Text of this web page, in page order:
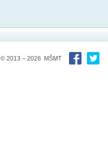
© 2013 – 2026 MŠMT